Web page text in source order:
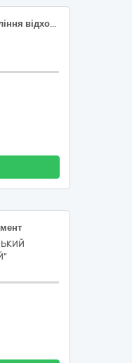
Розробка місцевого плану управління відходами Менської міської територіальної громади Корюківського району Чернігівської області до 2033 року (Код ДК 021:2015 90710000-7 Екологічний менеджмент)